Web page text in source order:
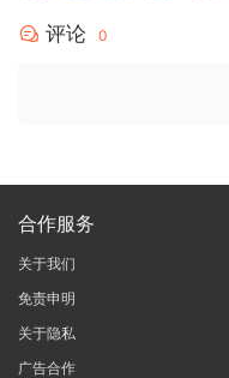
评论 0
合作服务
关于我们
免责申明
关于隐私
广告合作